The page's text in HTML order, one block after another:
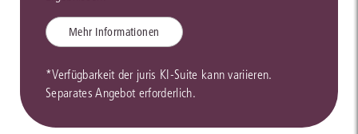
Mehr Informationen
*Verfügbarkeit der juris KI-Suite kann variieren.
Separates Angebot erforderlich.